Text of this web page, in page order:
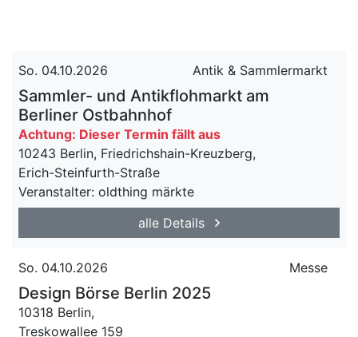
So. 04.10.2026 Antik & Sammlermarkt
Sammler- und Antikflohmarkt am
Berliner Ostbahnhof
Achtung: Dieser Termin fällt aus
10243 Berlin, Friedrichshain-Kreuzberg,
Erich-Steinfurth-Straße
Veranstalter: oldthing märkte
alle Details
So. 04.10.2026 Messe
Design Börse Berlin 2025
10318 Berlin,
Treskowallee 159